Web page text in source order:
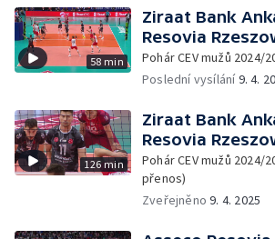
58 min
Ziraat Bank
Resovia
Pohár CEV mužů 2024/
Poslední vysílání9. 4.
126 min
Ziraat Bank
Resovia
Pohár CEV mužů 2024/
přenos)
Zveřejněno9. 4. 2025